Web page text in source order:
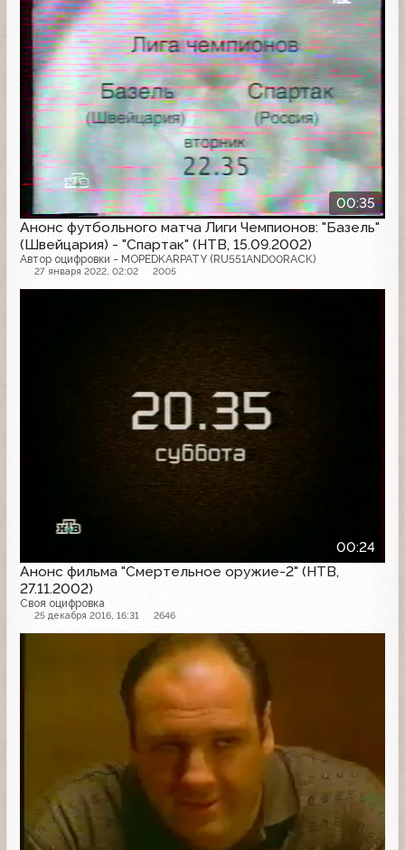
00:35
Анонс футбольного матча Лиги Чемпионов: "Базель"
(Швейцария) - "Спартак" (НТВ, 15.09.2002)
Автор оцифровки - MOPEDKARPATY (RU551AND00RACK)
27 января 2022, 02:02 2005
00:24
Анонс фильма "Смертельное оружие-2" (НТВ,
27.11.2002)
Своя оцифровка
25 декабря 2016, 16:31 2646